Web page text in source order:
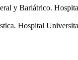
y Bariátrico.
Hospital